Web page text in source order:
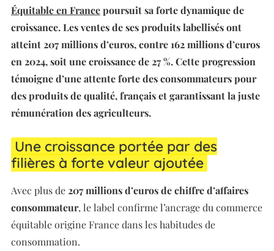
Équitable en Francepoursuit sa forte dynamique de
croissance. Les ventes de ses produits labellisés ont
atteint 207 millions d’euros, contre 162 millions d’euros
en 2024, soit une croissance de 27 %. Cette progression
témoigne d’une attente forte des consommateurs pour
des produits de qualité, français et garantissant la juste
rémunération des agriculteurs.
Une croissance portée par des
filières à forte valeur ajoutée
Avec plus de 207 millions d’euros de chiffre d’affaires
consommateur, le label confirme l’ancrage du commerce
équitable origine France dans les habitudes de
consommation.